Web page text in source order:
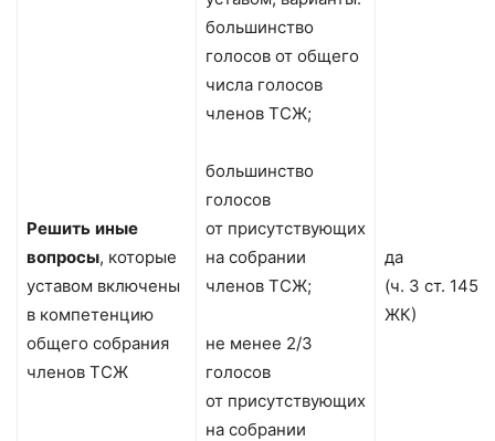
Решить иные
вопросы, которые
уставом включены
в компетенцию
общего собрания
членов ТСЖ
большинство
голосов от общего
числа голосов
членов ТСЖ;
большинство
голосов
от присутствующих
на собрании
членов ТСЖ;
не менее 2/3
голосов
от присутствующих
на собрании
да
(ч. 3 ст. 145
ЖК)